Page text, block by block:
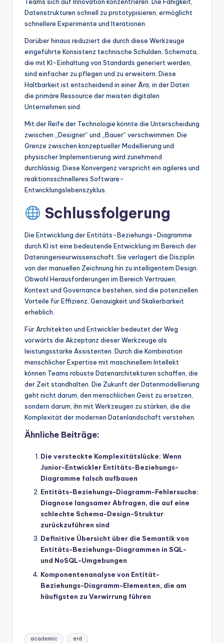
Teams sich auf Innovation konzentrieren. Die Fähigkeit,
Datenstrukturen schnell zu prototypisieren, ermöglicht
schnellere Experimente und Iterationen.
Darüber hinaus reduziert die durch diese Werkzeuge
eingeführte Konsistenz technische Schulden. Schemata,
die mit KI-Einhaltung von Standards generiert werden,
sind einfacher zu pflegen und zu erweitern. Diese
Haltbarkeit ist entscheidend in einer Ära, in der Daten
die primäre Ressource der meisten digitalen
Unternehmen sind.
Mit der Reife der Technologie könnte die Unterscheidung
zwischen „Designer“ und „Bauer“ verschwimmen. Die
Grenze zwischen konzeptueller Modellierung und
physischer Implementierung wird zunehmend
durchlässig. Diese Konvergenz verspricht ein agileres und
reaktionsschnelleres Software-
Entwicklungslebenszyklus.
Schlussfolgerung
Die Entwicklung der Entitäts-Beziehungs-Diagramme
durch KI ist eine bedeutende Entwicklung im Bereich der
Dateningenieurwissenschaft. Sie verlagert die Disziplin
von der manuellen Zeichnung hin zu intelligentem Design.
Obwohl Herausforderungen im Bereich Vertrauen,
Kontext und Governance bestehen, sind die potenziellen
Vorteile für Effizienz, Genauigkeit und Skalierbarkeit
erheblich.
Für Architekten und Entwickler bedeutet der Weg
vorwärts die Akzeptanz dieser Werkzeuge als
leistungsstarke Assistenten. Durch die Kombination
menschlicher Expertise mit maschinellem Intellekt
können Teams robuste Datenarchitekturen schaffen, die
der Zeit standhalten. Die Zukunft der Datenmodellierung
geht nicht darum, den menschlichen Geist zu ersetzen,
sondern darum, ihn mit Werkzeugen zu stärken, die die
Komplexität der modernen Datenlandschaft verstehen.
Ähnliche Beiträge:
Die versteckte Komplexitätslücke: Wenn
Junior-Entwickler Entitäts-Beziehungs-
Diagramme falsch aufbauen
Entitäts-Beziehungs-Diagramm-Fehlersuche:
Diagnose langsamer Abfragen, die auf eine
schlechte Schema-Design-Struktur
zurückzuführen sind
Definitive Übersicht über die Semantik von
Entitäts-Beziehungs-Diagrammen in SQL-
und NoSQL-Umgebungen
Komponentenanalyse von Entität-
Beziehungs-Diagramm-Elementen, die am
häufigsten zu Verwirrung führen
Tags:
academic erd